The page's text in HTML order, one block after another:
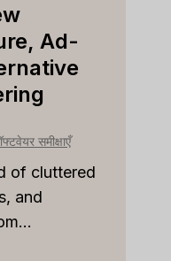
Ad-
समीक्षाएँ
of cluttered
and